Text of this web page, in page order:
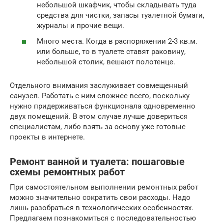
небольшой шкафчик, чтобы складывать туда
средства для чистки, запасы туалетной бумаги,
журналы и прочие вещи.
Много места. Когда в распоряжении 2-3 кв.м.
или больше, то в туалете ставят раковину,
небольшой столик, вешают полотенце.
Отдельного внимания заслуживает совмещенный
санузел. Работать с ним сложнее всего, поскольку
нужно придерживаться функционала одновременно
двух помещений. В этом случае лучше довериться
специалистам, либо взять за основу уже готовые
проекты в интернете.
Ремонт ванной и туалета: пошаговые
схемы ремонтных работ
При самостоятельном выполнении ремонтных работ
можно значительно сократить свои расходы. Надо
лишь разобраться в технологических особенностях.
Предлагаем познакомиться с последовательностью